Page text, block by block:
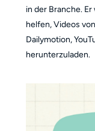
in der Branche.
helfen, Videos
Dailymotion,
herunterzuladen.